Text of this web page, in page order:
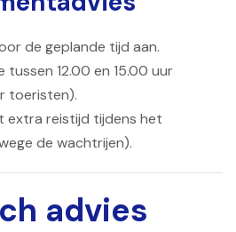
de geplande tijd aan.
tussen 12.00 en 15.00 uur
toeristen).
extra reistijd tijdens het
de wachtrijen).
advies